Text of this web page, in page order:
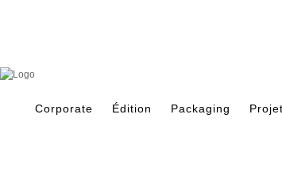
Corporate Édition Packaging